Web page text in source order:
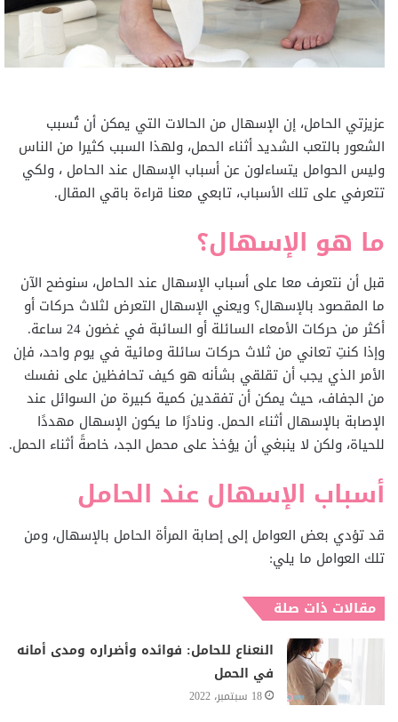
عزيزتي الحامل، إن الإسهال من الحالات التي يمكن أن تُسبب
الشعور بالتعب الشديد أثناء الحمل، ولهذا السبب كثيرا من الناس
وليس الحوامل يتساءلون عن أسباب الإسهال عند الحامل ، ولكي
تتعرفي على تلك الأسباب، تابعي معنا قراءة باقي المقال.
ما هو الإسهال؟
قبل أن نتعرف معا على أسباب الإسهال عند الحامل، سنوضح الآن
ما المقصود بالإسهال؟ ويعني الإسهال التعرض لثلاث حركات أو
أكثر من حركات الأمعاء السائلة أو السائبة في غضون 24 ساعة.
وإذا كنتِ تعاني من ثلاث حركات سائلة ومائية في يوم واحد، فإن
الأمر الذي يجب أن تقلقي بشأنه هو كيف تحافظين على نفسك
من الجفاف، حيث يمكن أن تفقدين كمية كبيرة من السوائل عند
الإصابة بالإسهال أثناء الحمل. ونادرًا ما يكون الإسهال مهددًا
للحياة، ولكن لا ينبغي أن يؤخذ على محمل الجد، خاصةً أثناء الحمل.
أسباب الإسهال عند الحامل
قد تؤدي بعض العوامل إلى إصابة المرأة الحامل بالإسهال، ومن
تلك العوامل ما يلي:
مقالات ذات صلة
النعناع للحامل: فوائده وأضراره ومدى أمانه
في الحمل
18 سبتمبر، 2022